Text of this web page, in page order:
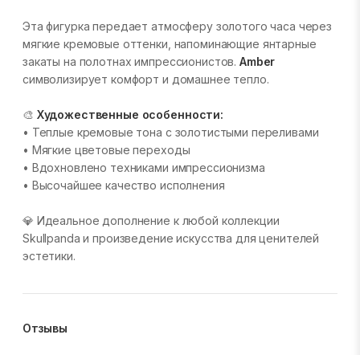
Эта фигурка передает атмосферу золотого часа через
мягкие кремовые оттенки, напоминающие янтарные
закаты на полотнах импрессионистов. Amber
символизирует комфорт и домашнее тепло.
🎨 Художественные особенности:
• Теплые кремовые тона с золотистыми переливами
• Мягкие цветовые переходы
• Вдохновлено техниками импрессионизма
• Высочайшее качество исполнения
💎 Идеальное дополнение к любой коллекции
Skullpanda и произведение искусства для ценителей
эстетики.
Отзывы